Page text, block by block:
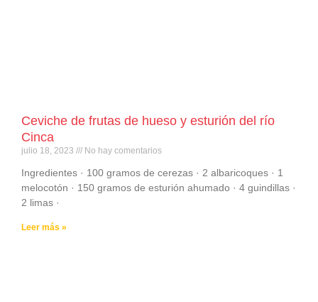
Ceviche de frutas de hueso y esturión del río
Cinca
julio 18, 2023 No hay comentarios
Ingredientes · 100 gramos de cerezas · 2 albaricoques · 1
melocotón · 150 gramos de esturión ahumado · 4 guindillas ·
2 limas ·
Leer más »